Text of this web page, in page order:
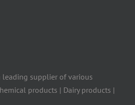
leading supplier of various
products | Dairy products |